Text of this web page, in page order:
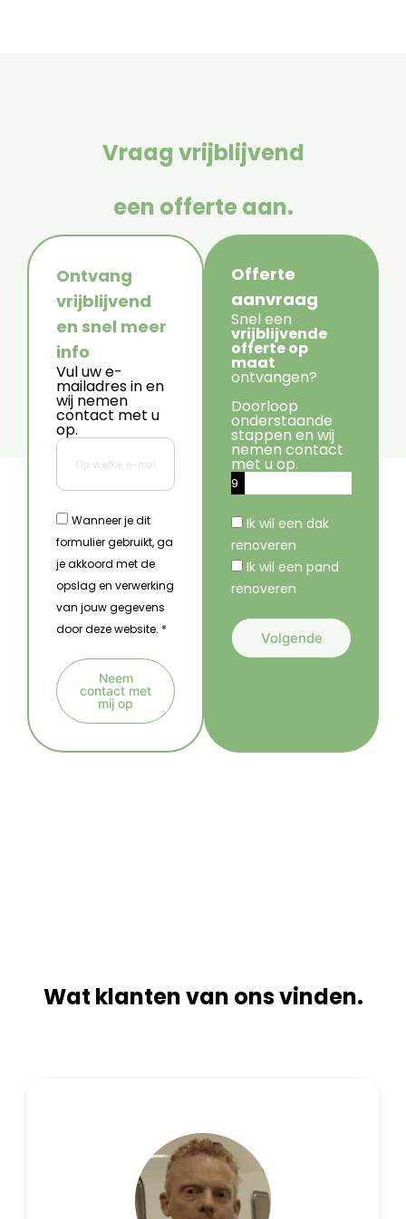
Vraag vrijblijvend
een offerte aan.
Ontvang
vrijblijvend
en snel meer
info
Vul uw e-
mailadres in en
wij nemen
contact met u
op.
Wanneer je dit
formulier gebruikt, ga
je akkoord met de
opslag en verwerking
van jouw gegevens
door deze website. *
Neem
contact met
mij op
l
Offerte
aanvraag
Snel een
vrijblijvende
offerte op
maat
ontvangen?
Doorloop
onderstaande
stappen en wij
nemen contact
met u op.
9
Ik wil een dak
renoveren
Ik wil een pand
renoveren
Volgende
r
Wat klanten van ons vinden.